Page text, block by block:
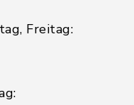
Freitag: